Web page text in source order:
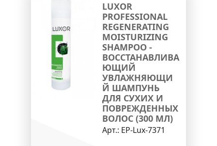
LUXOR
PROFESSIONAL
REGENERATING
MOISTURIZING
SHAMPOO -
ВОССТАНАВЛИВА
ЮЩИЙ
УВЛАЖНЯЮЩИ
Й ШАМПУНЬ
ДЛЯ СУХИХ И
ПОВРЕЖДЕННЫХ
ВОЛОС (300 МЛ)
Арт.: EP-Lux-7371